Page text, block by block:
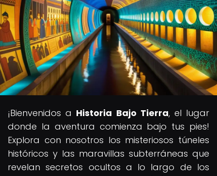
¡Bienvenidos a Historia Bajo Tierra, el lugar
donde la aventura comienza bajo tus pies!
Explora con nosotros los misteriosos túneles
históricos y las maravillas subterráneas que
revelan secretos ocultos a lo largo de los